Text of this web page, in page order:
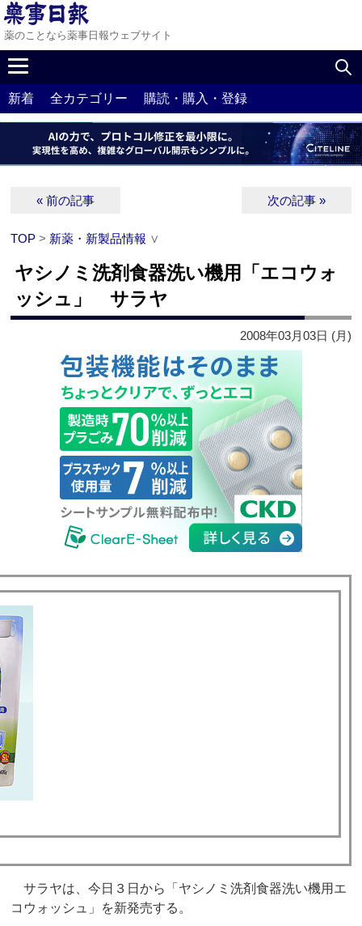
薬のことなら薬事日報ウェブサイト
新着 全カテゴリー 購読・購入・登録
« 前の記事 次の記事 »
TOP > 新薬・新製品情報 ∨
ヤシノミ洗剤食器洗い機用「エコウォ
ッシュ」 サラヤ
2008年03月03日 (月)
サラヤは、今日３日から「ヤシノミ洗剤食器洗い機用エ
コウォッシュ」を新発売する。